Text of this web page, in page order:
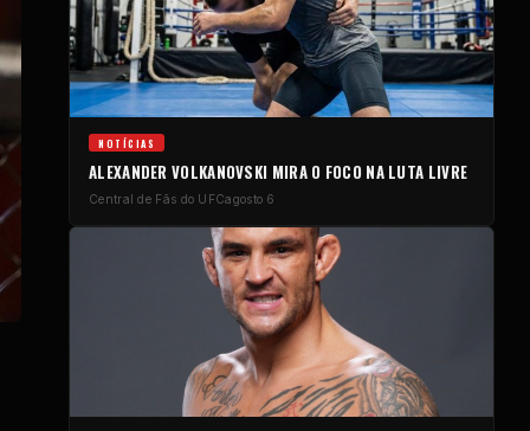
NOTÍCIAS
ALEXANDER VOLKANOVSKI MIRA O FOCO NA LUTA LIVRE
Central de Fãs do UFCagosto 6